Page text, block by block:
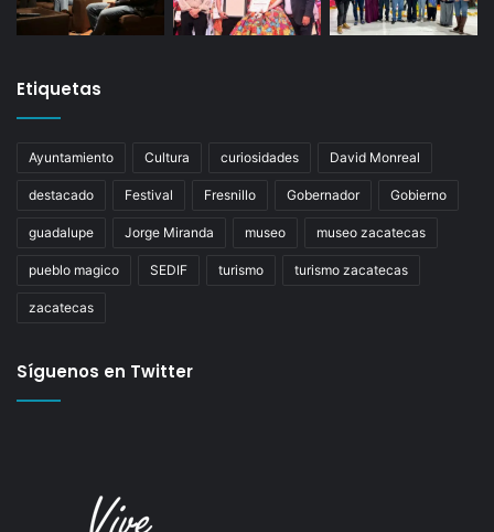
Etiquetas
Ayuntamiento Cultura curiosidades David Monreal
destacado Festival Fresnillo Gobernador Gobierno
guadalupe Jorge Miranda museo museo zacatecas
pueblo magico SEDIF turismo turismo zacatecas
zacatecas
Síguenos en Twitter